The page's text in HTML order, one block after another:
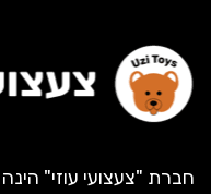
חברת "צעצועי עוזי"